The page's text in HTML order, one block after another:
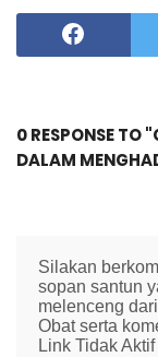
0 RESPONSE TO
DALAM
Silakan
sopan santun
melenceng
Obat serta
Link Tidak